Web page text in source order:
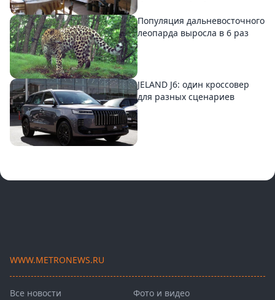
Популяция дальневосточного
леопарда выросла в 6 раз
JELAND J6: один кроссовер
для разных сценариев
WWW.METRONEWS.RU
Все новости
Фото и видео